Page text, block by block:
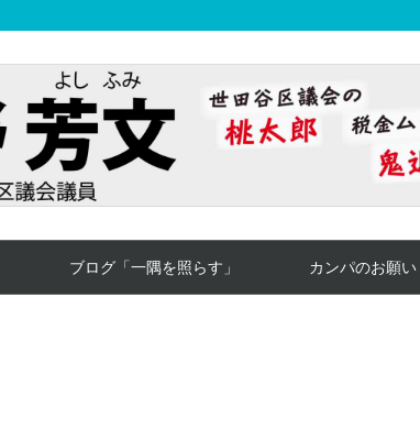
ブログ「一隅を照らす」 カンパのお願い